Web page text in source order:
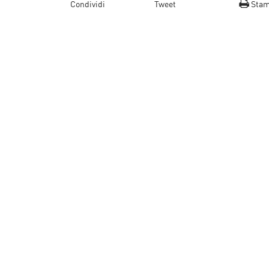
Condividi Tweet